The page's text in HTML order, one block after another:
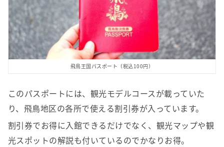
飛鳥王国パスポート（税込100円）
このパスポートには、観光モデルコースが載っていた
り、飛鳥地区の各所で使える割引券が入っています。
割引券でお得に入館できるだけでなく、観光マップや観
光スポットの解説も付いているのでかなりお得。